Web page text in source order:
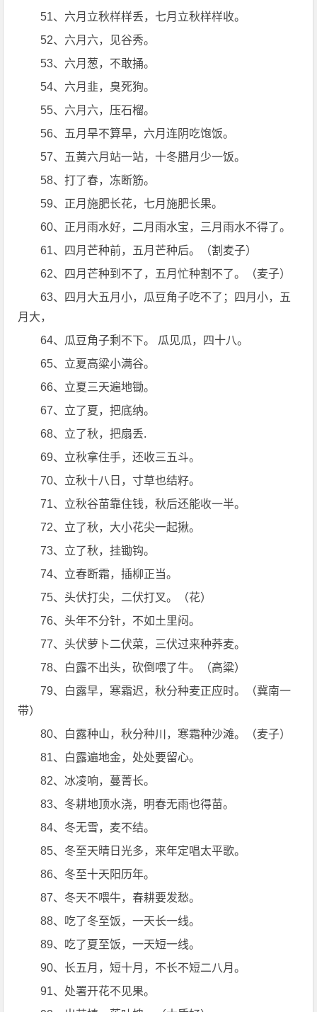
51、六月立秋样样丢，七月立秋样样收。
52、六月六，见谷秀。
53、六月葱，不敢捅。
54、六月韭，臭死狗。
55、六月六，压石榴。
56、五月旱不算旱，六月连阴吃饱饭。
57、五黄六月站一站，十冬腊月少一饭。
58、打了春，冻断筋。
59、正月施肥长花，七月施肥长果。
60、正月雨水好，二月雨水宝，三月雨水不得了。
61、四月芒种前，五月芒种后。（割麦子）
62、四月芒种到不了，五月忙种割不了。（麦子）
63、四月大五月小，瓜豆角子吃不了；四月小，五
月大，
64、瓜豆角子剩不下。 瓜见瓜，四十八。
65、立夏高粱小满谷。
66、立夏三天遍地锄。
67、立了夏，把底纳。
68、立了秋，把扇丢.
69、立秋拿住手，还收三五斗。
70、立秋十八日，寸草也结籽。
71、立秋谷苗靠住钱，秋后还能收一半。
72、立了秋，大小花尖一起揪。
73、立了秋，挂锄钩。
74、立春断霜，插柳正当。
75、头伏打尖，二伏打叉。（花）
76、头年不分针，不如土里闷。
77、头伏萝卜二伏菜，三伏过来种荞麦。
78、白露不出头，砍倒喂了牛。（高粱）
79、白露早，寒霜迟，秋分种麦正应时。（冀南一
带）
80、白露种山，秋分种川，寒霜种沙滩。（麦子）
81、白露遍地金，处处要留心。
82、冰凌响，蔓菁长。
83、冬耕地顶水浇，明春无雨也得苗。
84、冬无雪，麦不结。
85、冬至天晴日光多，来年定唱太平歌。
86、冬至十天阳历年。
87、冬天不喂牛，春耕要发愁。
88、吃了冬至饭，一天长一线。
89、吃了夏至饭，一天短一线。
90、长五月，短十月，不长不短二八月。
91、处署开花不见果。